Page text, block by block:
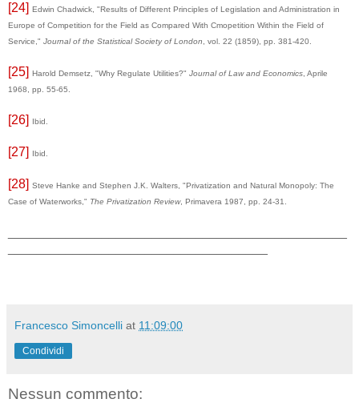
[24] Edwin Chadwick, "Results of Different Principles of Legislation and Administration in
Europe of Competition for the Field as Compared With Cmopetition Within the Field of
Service," Journal of the Statistical Society of London, vol. 22 (1859), pp. 381-420.
[25] Harold Demsetz, "Why Regulate Utilities?" Journal of Law and Economics, Aprile
1968, pp. 55-65.
[26] Ibid.
[27] Ibid.
[28] Steve Hanke and Stephen J.K. Walters, "Privatization and Natural Monopoly: The
Case of Waterworks," The Privatization Review, Primavera 1987, pp. 24-31.
Francesco Simoncelli at 11:09:00
Condividi
Nessun commento: